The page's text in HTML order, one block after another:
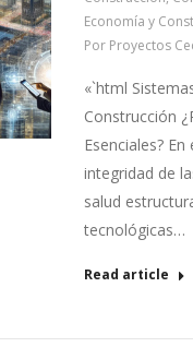
Economía y
Por Proyectos
«`html
Construcción
Esenciales?
integridad de
salud
tecnológicas…
Read article